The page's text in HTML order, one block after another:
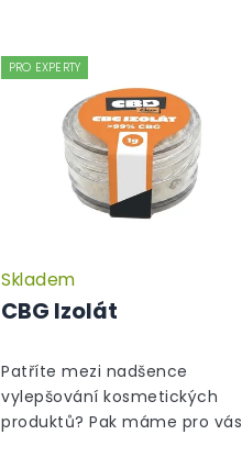
PRO EXPERTY
CBG Izolát
Skladem
Patříte mezi nadšence
vylepšování kosmetických
produktů? Pak máme pro vás